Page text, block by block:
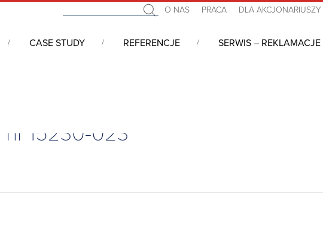
O NAS PRACA DLA AKCJONARIUSZY
CASE STUDY REFERENCJE SERWIS – REKLAMACJE
15230-023